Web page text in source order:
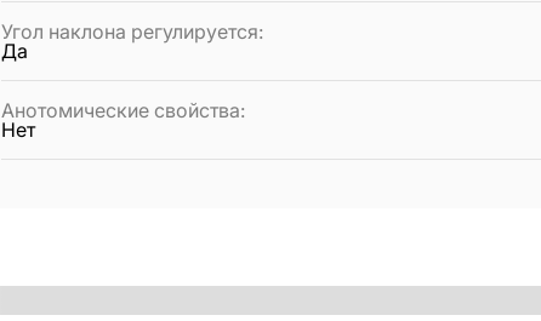
Угол наклона регулируется:
Да
Анотомические свойства:
Нет